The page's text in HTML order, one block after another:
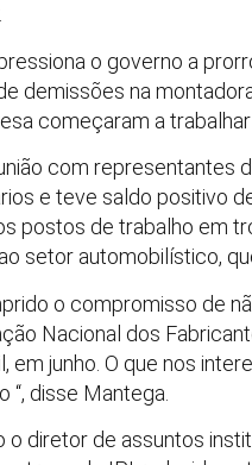
o governo a
demissões na
começaram a
com representantes
e teve saldo positivo
postos de trabalho em
setor automobilístico,
o compromisso de
Nacional dos
em junho. O que nos
“, disse Mantega.
o diretor de assuntos